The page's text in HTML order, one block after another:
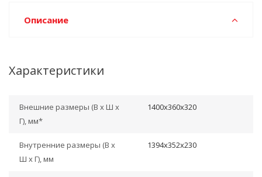
Описание
Характеристики
Внешние размеры (В х Ш х
Г), мм*
1400x360x320
Внутренние размеры (В х
Ш х Г), мм
1394x352x230